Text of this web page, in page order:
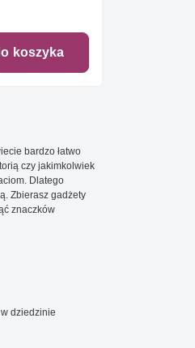
koszyka
bardzo łatwo
czy jakimkolwiek
Dlatego
Zbierasz gadżety
znaczków
dziedzinie